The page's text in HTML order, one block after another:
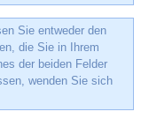
Sie entweder den
die Sie in Ihrem
der beiden Felder
wenden Sie sich